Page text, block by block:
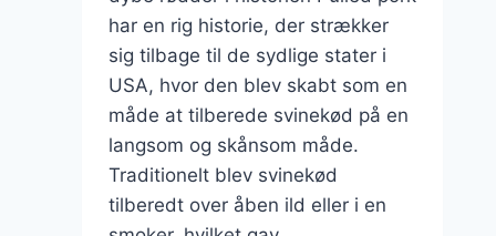
har en rig historie, der strækker
sig tilbage til de sydlige stater i
USA, hvor den blev skabt som en
måde at tilberede svinekød på en
langsom og skånsom måde.
Traditionelt blev svinekød
tilberedt over åben ild eller i en